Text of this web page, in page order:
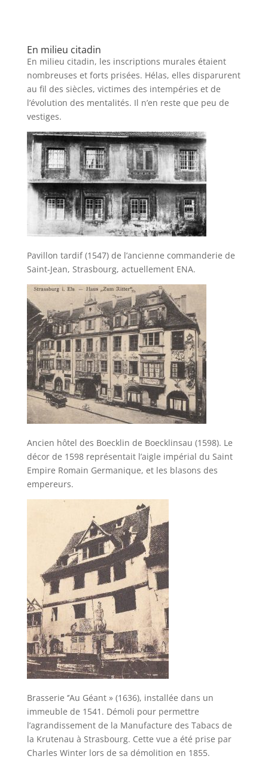
En milieu citadin
En milieu citadin, les inscriptions murales étaient
nombreuses et forts prisées. Hélas, elles disparurent
au fil des siècles, victimes des intempéries et de
l’évolution des mentalités. Il n’en reste que peu de
vestiges.
Pavillon tardif (1547) de l’ancienne commanderie de
Saint-Jean, Strasbourg, actuellement ENA.
Ancien hôtel des Boecklin de Boecklinsau (1598). Le
décor de 1598 représentait l’aigle impérial du Saint
Empire Romain Germanique, et les blasons des
empereurs.
Brasserie ‘’Au Géant » (1636), installée dans un
immeuble de 1541. Démoli pour permettre
l’agrandissement de la Manufacture des Tabacs de
la Krutenau à Strasbourg. Cette vue a été prise par
Charles Winter lors de sa démolition en 1855.